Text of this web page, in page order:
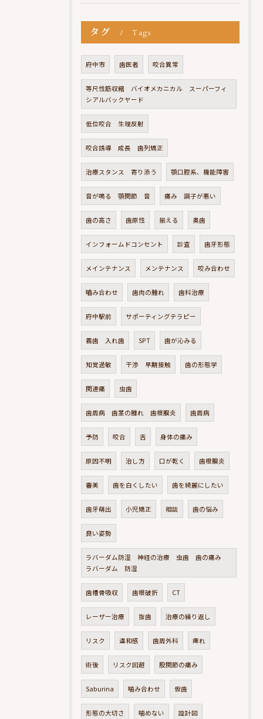
タグ Tags
府中市 歯医者 咬合異常
等尺性筋収縮 バイオメカニカル スーパーフィ
シアルバックヤード
低位咬合 生理反射
咬合誘導 成長 歯列矯正
治療スタンス 寄り添う 顎口腔系、機能障害
音が鳴る 顎関節 音 痛み 調子が悪い
歯の高さ 歯原性 揃える 奥歯
インフォームドコンセント 診査 歯牙形態
メインテナンス メンテナンス 咬み合わせ
嚙み合わせ 歯肉の腫れ 歯科治療
府中駅前 サポーティングテラピー
義歯 入れ歯 SPT 歯が沁みる
知覚過敏 干渉 早期接触 歯の形態学
関連痛 虫歯
歯周病 歯茎の腫れ 歯根膜炎 歯周病
予防 咬合 舌 身体の痛み
原因不明 治し方 口が乾く 歯根膜炎
審美 歯を白くしたい 歯を綺麗にしたい
歯牙萌出 小児矯正 相談 歯の悩み
良い姿勢
ラバーダム防湿 神経の治療 虫歯 歯の痛み
ラバーダム 防湿
歯槽骨吸収 歯根破折 CT
レーザー治療 抜歯 治療の繰り返し
リスク 違和感 歯周外科 痺れ
術後 リスク回避 股関節の痛み
Saburina 噛み合わせ 仮歯
形態の大切さ 噛めない 設計図